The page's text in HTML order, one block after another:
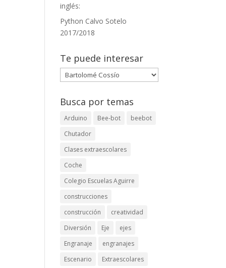
inglés:
Python Calvo Sotelo
2017/2018
Te puede interesar
Te
puede
interesar
Busca por temas
Arduino Bee-bot
beebot
Chutador
Clases extraescolares
Coche
Colegio Escuelas Aguirre
construcciones
construcción
creatividad
Diversión
Eje
ejes
Engranaje
engranajes
Escenario
Extraescolares